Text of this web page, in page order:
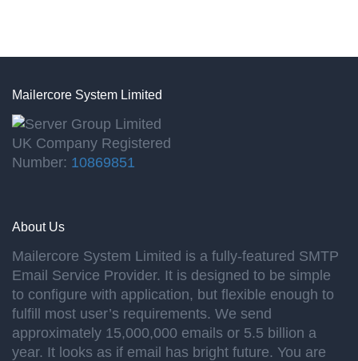
Mailercore System Limited
UK Company Registered
Number: 10869851
About Us
Mailercore System Limited is a fully-featured SMTP
Email Service Provider. It is designed to be simple
to configure with application, but flexible enough to
fulfill most user’s requirements. We send
approximately 15,000,000 emails or 5.5 billion a
year. It looks as if email has bright future. You are